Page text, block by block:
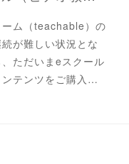
ム（teachable）の
が難しい状況とな
ただいまeスクール
テンツをご購入…